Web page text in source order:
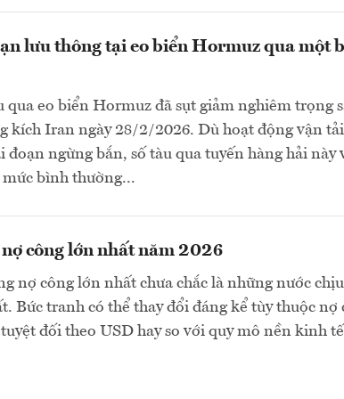
lưu thông tại eo biển Hormuz qua một
qua eo biển Hormuz đã sụt giảm nghiêm trọng
kích Iran ngày 28/2/2026. Dù hoạt động vận
đoạn ngừng bắn, số tàu qua tuyến hàng hải này
bình thường...
công lớn nhất năm 2026
nợ công lớn nhất chưa chắc là những nước chịu
Bức tranh có thể thay đổi đáng kể tùy thuộc nợ
đối theo USD hay so với quy mô nền kinh